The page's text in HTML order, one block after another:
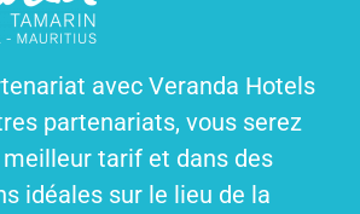
avec Veranda Hotels
partenariats, vous serez
tarif et dans des
idéales sur le lieu de la